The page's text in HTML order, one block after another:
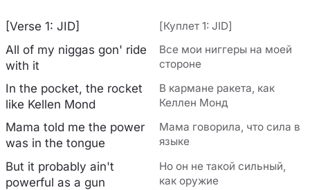
[Verse 1: JID] [Куплет 1: JID]
All of my niggas gon' ride
with it
Все мои ниггеры на моей
стороне
In the pocket, the rocket
like Kellen Mond
В кармане ракета, как
Келлен Монд
Mama told me the power
was in the tongue
Мама говорила, что сила в
языке
But it probably ain't
powerful as a gun
Но он не такой сильный,
как оружие